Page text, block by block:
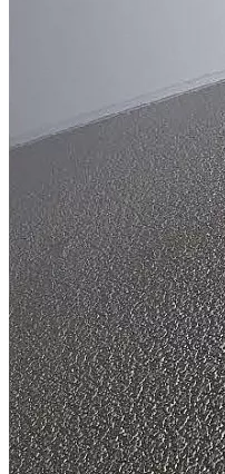
Спор о качестве
569 787 руб.
Спор о качестве
Дело выиграно
1
Смотреть все выигранные
Ответы на
дольщиков по
застройщиками